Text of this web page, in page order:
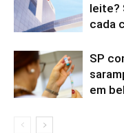
leite?
cada
SP
em